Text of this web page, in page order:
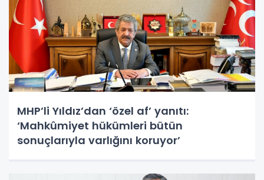
MHP’li Yıldız’dan ‘özel af’ yanıtı:
‘Mahkûmiyet hükümleri bütün
sonuçlarıyla varlığını koruyor’